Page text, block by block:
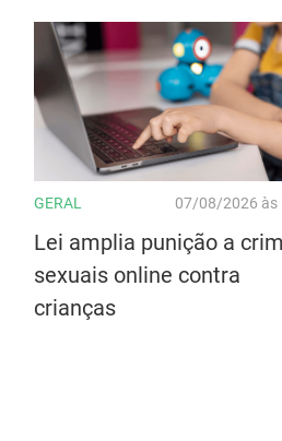
GERAL 07/08/2026 às
Lei amplia punição a
sexuais online contra
crianças